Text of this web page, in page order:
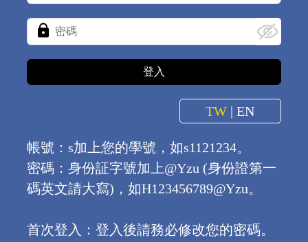
TW | EN
帳號：s加上您的學號，如s1121234。
密碼：身份証字號加上@Yzu (身份證第一
碼英文請大寫)，如H123456789@Yzu。
首次登入：登入後請務必修改您的密碼。